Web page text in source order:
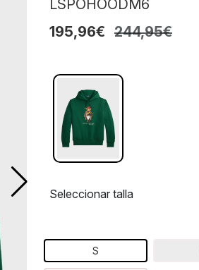
LSPOHOODM6
195,96€ 244,95€
Seleccionar talla
S